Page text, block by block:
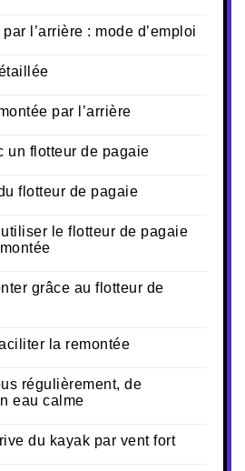
l’arrière : mode d’emploi
par l’arrière
un flotteur de pagaie
flotteur de pagaie
le flotteur de pagaie
grâce au flotteur de
la remontée
régulièrement, de
eau calme
du kayak par vent fort